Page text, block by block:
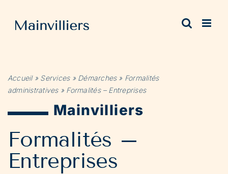
contenu
Accueil» Services» Démarches» Formalités
administratives» Formalités – Entreprises
Mainvilliers
Formalités –
Entreprises